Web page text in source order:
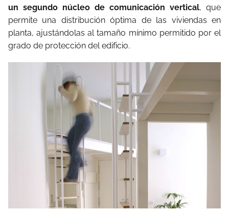
un segundo núcleo de comunicación vertical, que
permite una distribución óptima de las viviendas en
planta, ajustándolas al tamaño mínimo permitido por el
grado de protección del edificio.